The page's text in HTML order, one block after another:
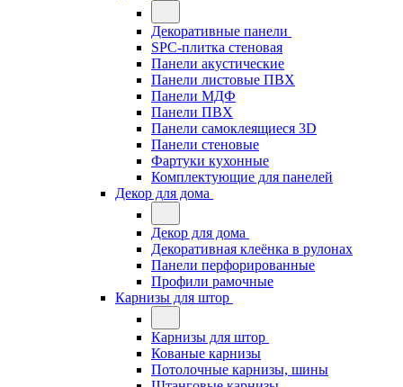
Декоративные панели
SPC-плитка стеновая
Панели акустические
Панели листовые ПВХ
Панели МДФ
Панели ПВХ
Панели самоклеящиеся 3D
Панели стеновые
Фартуки кухонные
Комплектующие для панелей
Декор для дома
Декор для дома
Декоративная клеёнка в рулонах
Панели перфорированные
Профили рамочные
Карнизы для штор
Карнизы для штор
Кованые карнизы
Потолочные карнизы, шины